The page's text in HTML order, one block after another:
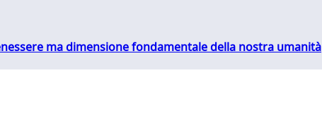
ma dimensione fondamentale della nostra umanità